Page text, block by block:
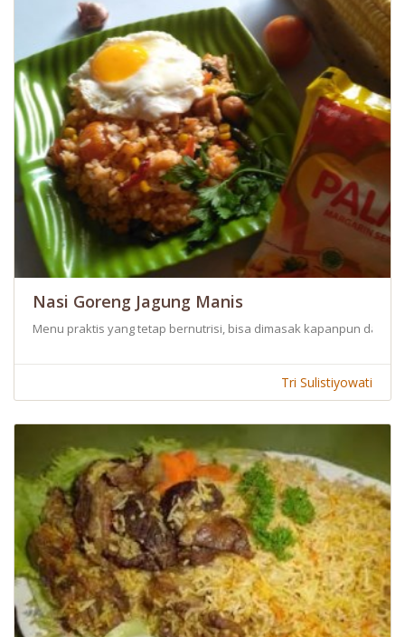
Nasi Goreng Jagung Manis
Menu praktis yang tetap bernutrisi, bisa dimasak kapanpun dan
Tri Sulistiyowati